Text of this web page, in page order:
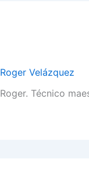
Roger Velázquez
Roger. Técnico